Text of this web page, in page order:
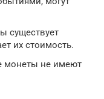
существует
их стоимость.
монеты не имеют